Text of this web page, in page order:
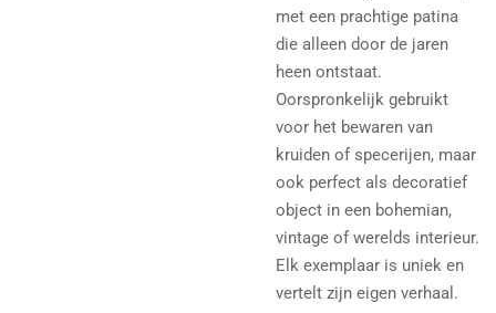
met een prachtige patina
die alleen door de jaren
heen ontstaat.
Oorspronkelijk gebruikt
voor het bewaren van
kruiden of specerijen, maar
ook perfect als decoratief
object in een bohemian,
vintage of werelds interieur.
Elk exemplaar is uniek en
vertelt zijn eigen verhaal.